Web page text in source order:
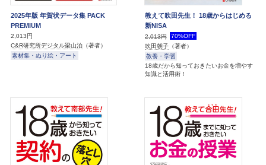
2025年版 年賀状データ集 PACK
PREMIUM
2,013円
C&R研究所デジタル梁山泊 （著者）
素材集・ぬり絵・アート
教えて吹田先生！ 18歳からはじめる
新NISA
2,013円
70%OFF
吹田朝子 （著者）
教養・学習
18歳だから知っておきたいお金を増やす
知識と活用術！